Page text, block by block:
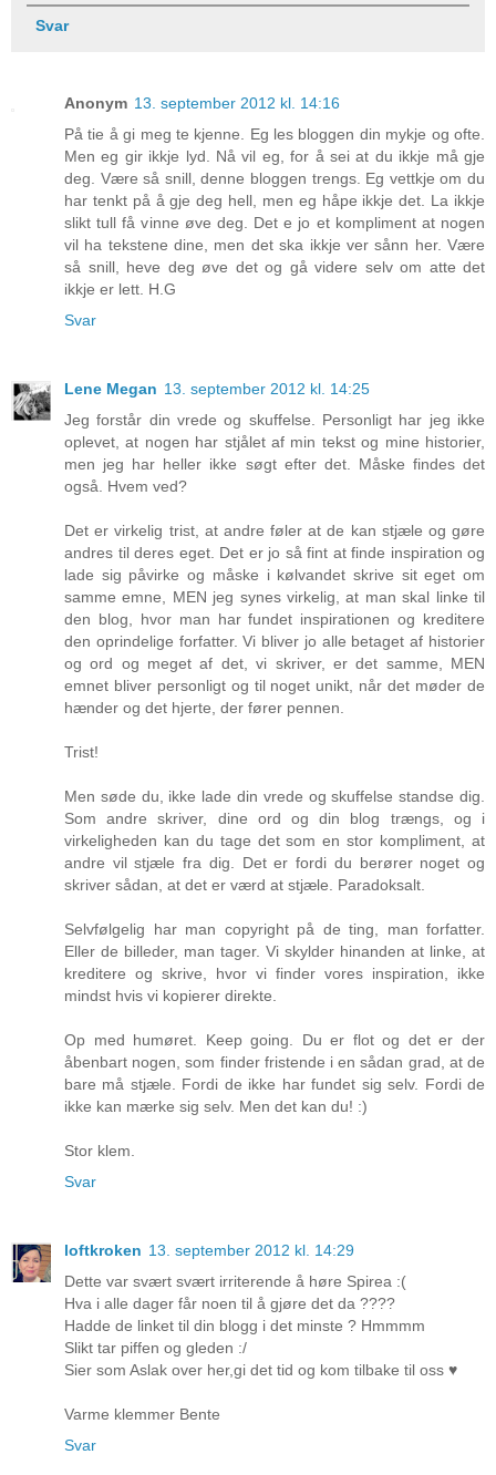
Svar
Anonym 13. september 2012 kl. 14:16
På tie å gi meg te kjenne. Eg les bloggen din mykje og ofte.
Men eg gir ikkje lyd. Nå vil eg, for å sei at du ikkje må gje
deg. Være så snill, denne bloggen trengs. Eg vettkje om du
har tenkt på å gje deg hell, men eg håpe ikkje det. La ikkje
slikt tull få vinne øve deg. Det e jo et kompliment at nogen
vil ha tekstene dine, men det ska ikkje ver sånn her. Være
så snill, heve deg øve det og gå videre selv om atte det
ikkje er lett. H.G
Svar
Lene Megan 13. september 2012 kl. 14:25
Jeg forstår din vrede og skuffelse. Personligt har jeg ikke
oplevet, at nogen har stjålet af min tekst og mine historier,
men jeg har heller ikke søgt efter det. Måske findes det
også. Hvem ved?
Det er virkelig trist, at andre føler at de kan stjæle og gøre
andres til deres eget. Det er jo så fint at finde inspiration og
lade sig påvirke og måske i kølvandet skrive sit eget om
samme emne, MEN jeg synes virkelig, at man skal linke til
den blog, hvor man har fundet inspirationen og kreditere
den oprindelige forfatter. Vi bliver jo alle betaget af historier
og ord og meget af det, vi skriver, er det samme, MEN
emnet bliver personligt og til noget unikt, når det møder de
hænder og det hjerte, der fører pennen.
Trist!
Men søde du, ikke lade din vrede og skuffelse standse dig.
Som andre skriver, dine ord og din blog trængs, og i
virkeligheden kan du tage det som en stor kompliment, at
andre vil stjæle fra dig. Det er fordi du berører noget og
skriver sådan, at det er værd at stjæle. Paradoksalt.
Selvfølgelig har man copyright på de ting, man forfatter.
Eller de billeder, man tager. Vi skylder hinanden at linke, at
kreditere og skrive, hvor vi finder vores inspiration, ikke
mindst hvis vi kopierer direkte.
Op med humøret. Keep going. Du er flot og det er der
åbenbart nogen, som finder fristende i en sådan grad, at de
bare må stjæle. Fordi de ikke har fundet sig selv. Fordi de
ikke kan mærke sig selv. Men det kan du! :)
Stor klem.
Svar
loftkroken 13. september 2012 kl. 14:29
Dette var svært svært irriterende å høre Spirea :(
Hva i alle dager får noen til å gjøre det da ????
Hadde de linket til din blogg i det minste ? Hmmmm
Slikt tar piffen og gleden :/
Sier som Aslak over her,gi det tid og kom tilbake til oss ♥
Varme klemmer Bente
Svar